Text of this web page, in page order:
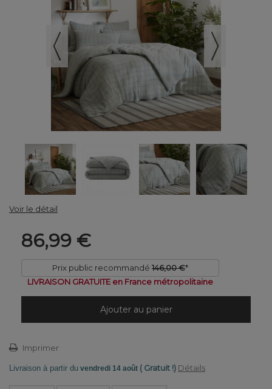
Voir le détail
86,99 €
Prix public recommandé 146,00 €*
LIVRAISON GRATUITE en France métropolitaine
Ajouter au panier
Imprimer
Livraison à partir du vendredi 14 août ( Gratuit !) Détails